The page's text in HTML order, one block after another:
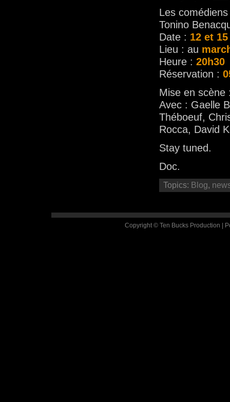
Les
Tonino
Date : 12 et
Lieu : au
Heure : 20h30
Réservation :
Mise en scène
Avec : Gaelle
Théboeuf,
Rocca, David
Stay tuned.
Doc.
Topics: Blog,
Copyright © Ten Bucks Production |